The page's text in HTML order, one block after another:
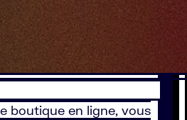
boutique en ligne, vous